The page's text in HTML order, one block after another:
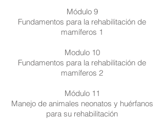
Módulo 9
Fundamentos para la rehabilitación de
mamíferos 1
Modulo 10
Fundamentos para la rehabilitación de
mamíferos 2
Módulo 11
Manejo de animales neonatos y huérfanos
para su rehabilitación